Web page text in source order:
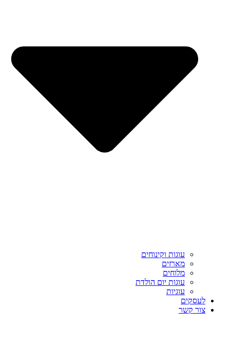
עוגות וקינוחים
מארזים
מלוחים
עוגות יום הולדת
עוגיות
לעסקים
צור קשר